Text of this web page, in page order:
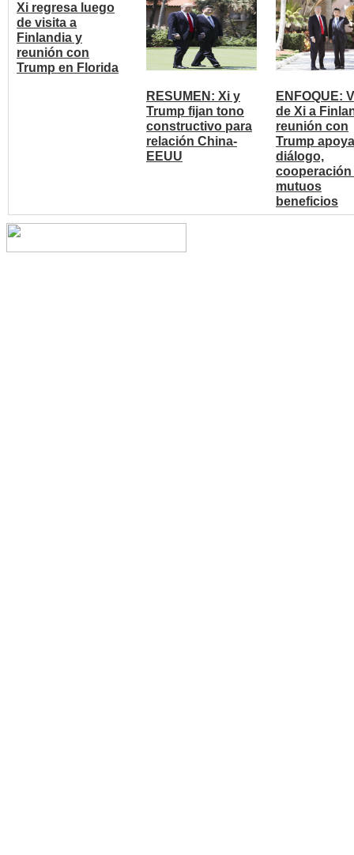
Xi regresa luego
de visita a
Finlandia y
reunión con
Trump en Florida
RESUMEN: Xi y
Trump fijan tono
constructivo para
relación China-
EEUU
ENFOQUE:
de Xi a
reunión con
Trump
diálogo,
cooperación
mutuos
beneficios